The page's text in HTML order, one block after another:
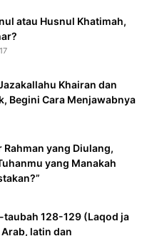
atau Husnul Khatimah,
Khairan dan
Begini Cara Menjawabnya
Rahman yang Diulang,
yang Manakah
taubah 128-129 (Laqod ja
latin dan